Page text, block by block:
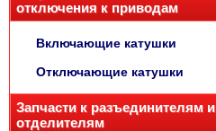
отключения к приводам
Включающие катушки
Отключающие катушки
Запчасти к разъединителям и
отделителям